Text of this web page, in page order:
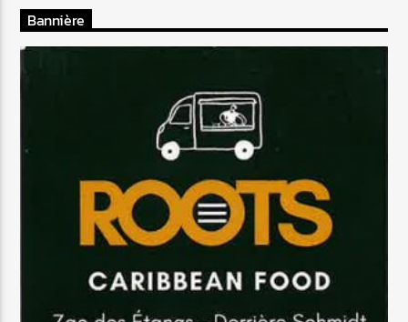
Bannière